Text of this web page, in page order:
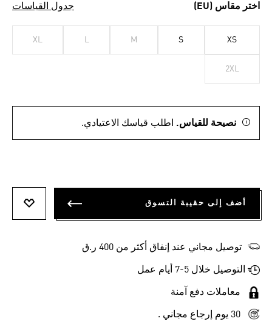
اختر مقاس (EU) جدول القياسات
XS
S
M
L
XL
2XL
نصيحة للقياس. اطلب قياسك الاعتيادي.
أضف إلى حقيبة التسوق
توصيل مجاني عند إنفاق أكثر من 400 ر.ق
التوصيل خلال 5-7 أيام عمل
معاملات دفع آمنة